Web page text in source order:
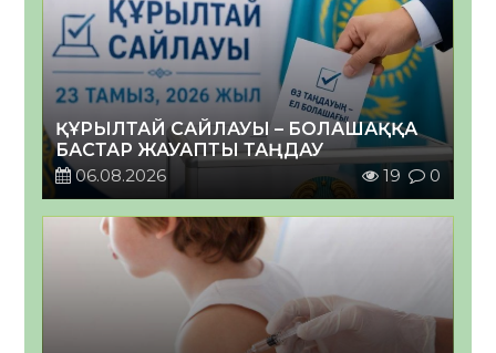
ҚҰРЫЛТАЙ САЙЛАУЫ – БОЛАШАҚҚА
БАСТАР ЖАУАПТЫ ТАҢДАУ
06.08.2026
19 0